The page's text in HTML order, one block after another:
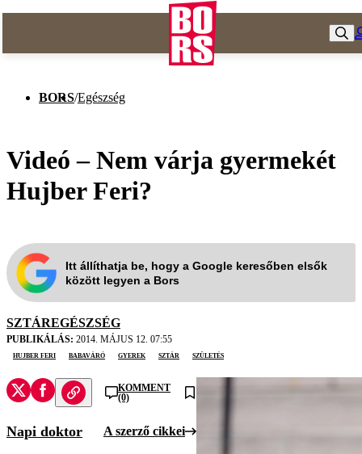
BORS/Egészség
Videó – Nem várja gyermekét
Hujber Feri?
Itt állíthatja be, hogy a Google keresőben elsők
között legyen a Bors
SZTÁREGÉSZSÉG
PUBLIKÁLÁS: 2014. MÁJUS 12. 07:55
Hujber Feri
babaváró gyerek sztár születés
KOMMENT
(0)
Napi doktor A szerző cikkei